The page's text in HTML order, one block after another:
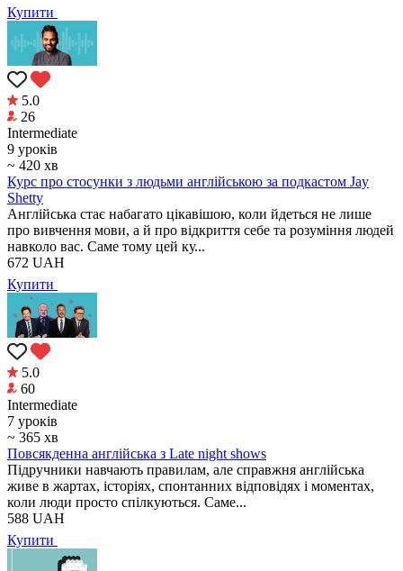
Купити
5.0
26
Intermediate
9 уроків
~ 420 хв
Курс про стосунки з людьми англійською за подкастом Jay
Shetty
Англійська стає набагато цікавішою, коли йдеться не лише
про вивчення мови, а й про відкриття себе та розуміння людей
навколо вас. Саме тому цей ку...
672 UAH
Купити
5.0
60
Intermediate
7 уроків
~ 365 хв
Повсякденна англійська з Late night shows
Підручники навчають правилам, але справжня англійська
живе в жартах, історіях, спонтанних відповідях і моментах,
коли люди просто спілкуються. Саме...
588 UAH
Купити